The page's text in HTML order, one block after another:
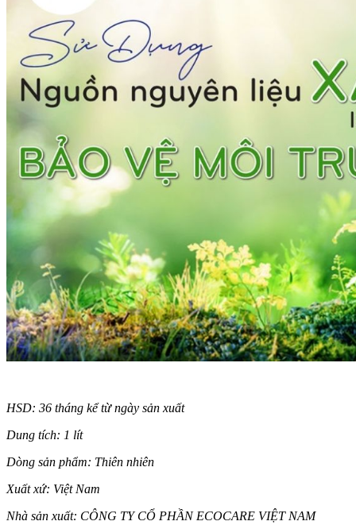
HSD: 36 tháng kể từ ngày sản xuất
Dung tích: 1 lít
Dòng sản phẩm: Thiên nhiên
Xuất xứ: Việt Nam
Nhà sản xuất: CÔNG TY CỔ PHẦN ECOCARE VIỆT NAM